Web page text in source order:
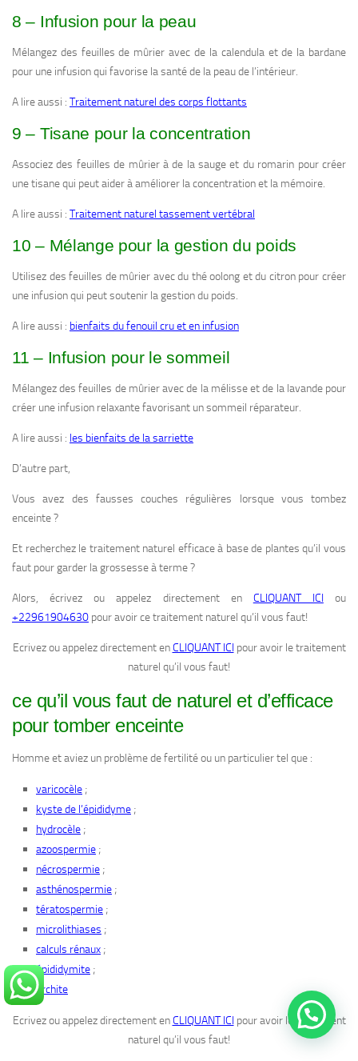
8 – Infusion pour la peau
Mélangez des feuilles de mûrier avec de la calendula et de la bardane
pour une infusion qui favorise la santé de la peau de l’intérieur.
A lire aussi : Traitement naturel des corps flottants
9 – Tisane pour la concentration
Associez des feuilles de mûrier à de la sauge et du romarin pour créer
une tisane qui peut aider à améliorer la concentration et la mémoire.
A lire aussi : Traitement naturel tassement vertébral
10 – Mélange pour la gestion du poids
Utilisez des feuilles de mûrier avec du thé oolong et du citron pour créer
une infusion qui peut soutenir la gestion du poids.
A lire aussi : bienfaits du fenouil cru et en infusion
11 – Infusion pour le sommeil
Mélangez des feuilles de mûrier avec de la mélisse et de la lavande pour
créer une infusion relaxante favorisant un sommeil réparateur.
A lire aussi : les bienfaits de la sarriette
D’autre part,
Vous avez des fausses couches régulières lorsque vous tombez
enceinte ?
Et recherchez le traitement naturel efficace à base de plantes qu’il vous
faut pour garder la grossesse à terme ?
Alors, écrivez ou appelez directement en CLIQUANT ICI ou
+22961904630 pour avoir ce traitement naturel qu’il vous faut!
Ecrivez ou appelez directement enCLIQUANT ICI pour avoir le traitement
naturel qu’il vous faut!
ce qu’il vous faut de naturel et d’efficace
pour tomber enceinte
Homme et aviez un problème de fertilité ou un particulier tel que :
varicocèle ;
kyste de l’épididyme ;
hydrocèle ;
azoospermie ;
nécrospermie ;
asthénospermie ;
tératospermie ;
microlithiases ;
calculs rénaux ;
épididymite ;
orchite
Ecrivez ou appelez directement enCLIQUANT ICI pour avoir le traitement
naturel qu’il vous faut!